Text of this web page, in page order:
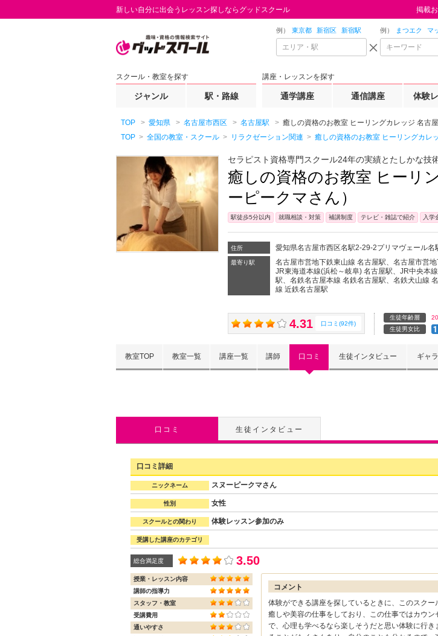
新しい自分に出会うレッスン探しならグッドスクール
例） 東京都 新宿区 新宿駅 例） まつエク マ
スクール・教室を探す
ジャンル 駅・路線
講座・レッスンを探す
通学講座 通信講座 体験
掲載
TOP 愛知県 名古屋市西区 名古屋駅
癒しの資格のお教室 ヒーリングカレッジ 名古屋
TOP
全国の教室・スクール リラクゼーション関連 癒しの資格のお教室 ヒーリングカレ
セラピスト資格専門スクール24年の実績とたしかな技
癒しの資格のお教室 ヒーリ
ーピークマさん）
駅徒歩5分以内 就職相談・対策 補講制度 テレビ・雑誌で紹介 入学
住所 愛知県名古屋市西区名駅2-29-2プリマヴェール名
最寄り駅
名古屋市営地下鉄東山線 名古屋駅、名古屋市営地
JR東海道本線(浜松～岐阜) 名古屋駅、JR中央本
駅、名鉄名古屋本線 名鉄名古屋駅、名鉄犬山線
線 近鉄名古屋駅
4.31 口コミ(92件)
生徒年齢層
生徒男女比
教室TOP 教室一覧 講座一覧 講師 口コミ 生徒インタビュー ギャ
口コミ 生徒インタビュー
口コミ詳細
ニックネーム スヌーピークマさん
性別 女性
スクールとの関わり 体験レッスン参加のみ
受講した講座のカテゴリ
総合満足度 3.50
授業・レッスン内容
講師の指導力
スタッフ・教室
受講費用
通いやすさ
コメント
体験ができる講座を探しているときに、このスクー
癒しや美容の仕事をしており、この仕事ではカウン
で、心理も学べるなら楽しそうだと思い体験に行き